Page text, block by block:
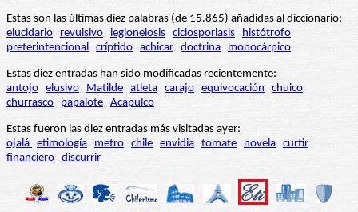
Estas son las últimas diez palabras (de 15.865) añadidas al diccionario:
elucidario
revulsivo legionelosis ciclosporiasis
histótrofo
preterintencional críptido achicar doctrina monocárpico
Estas diez entradas han sido modificadas recientemente:
antojo elusivo Matilde atleta carajo equivocación
chuico
churrasco
papalote Acapulco
Estas fueron las diez entradas más visitadas ayer:
ojalá etimología metro chile envidia tomate novela curtir
financiero discurrir